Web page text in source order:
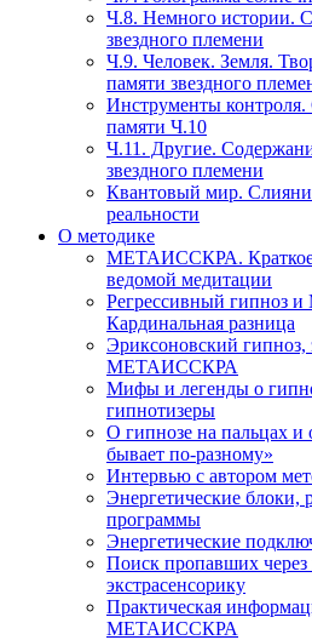
Ч.8. Немного истории.
звездного племени
Ч.9. Человек. Земля.
памяти звездного
Инструменты
памяти Ч.10
Ч.11. Другие.
звездного племени
Квантовый мир.
реальности
О методике
МЕТАИССКРА. Краткое
ведомой медитации
Регрессивный
Кардинальная разница
Эриксоновский гипноз,
МЕТАИССКРА
Мифы и легенды о
гипнотизеры
О гипнозе на пальцах
бывает по-разному»
Интервью с автором
Энергетические блоки,
программы
Энергетические
Поиск пропавших
экстрасенсорику
Практическая
МЕТАИССКРА